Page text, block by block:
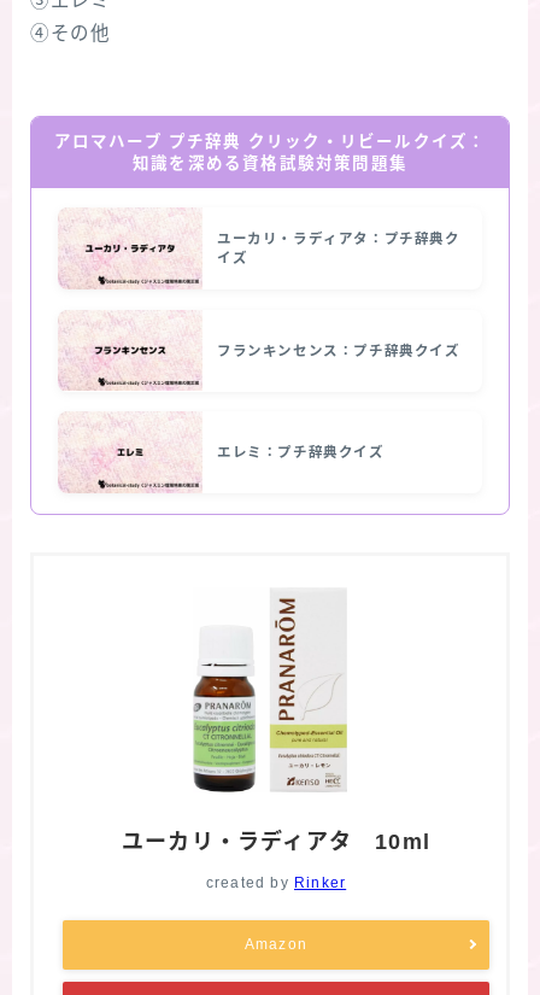
④その他
アロマハーブ プチ辞典 クリック・リビールクイズ：
知識を深める資格試験対策問題集
ユーカリ・ラディアタ：プチ辞典ク
イズ
フランキンセンス：プチ辞典クイズ
エレミ：プチ辞典クイズ
ユーカリ・ラディアタ 10ml
created by Rinker
Amazon